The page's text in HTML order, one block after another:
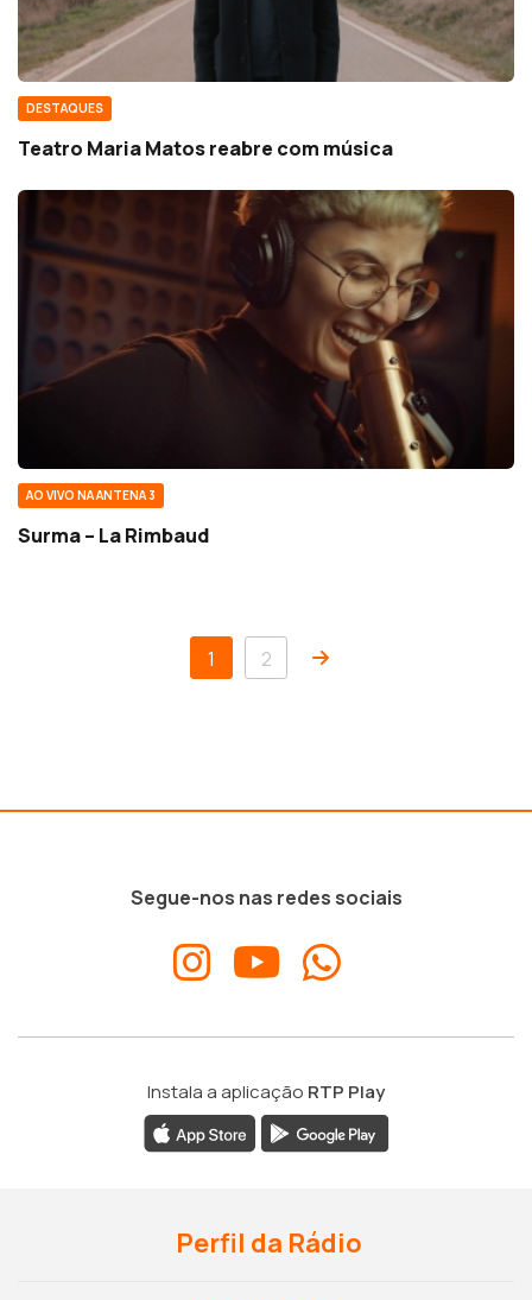
DESTAQUES
Teatro Maria Matos reabre com música
AO VIVO NA ANTENA 3
Surma – La Rimbaud
1 2
Segue-nos nas redes sociais
Instala a aplicação RTP Play
Perfil da Rádio